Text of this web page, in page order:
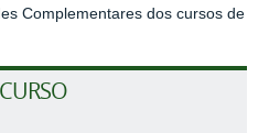
Complementares dos cursos de